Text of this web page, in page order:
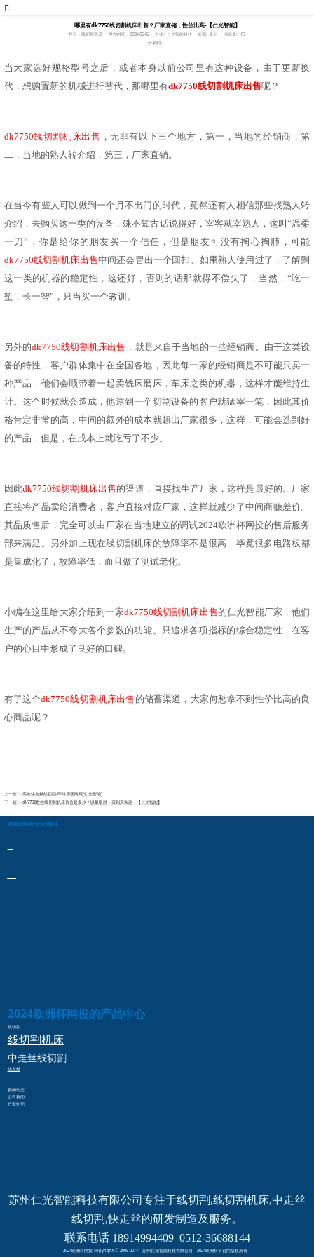
哪里有dk7750线切割机床出售？厂家直销，性价比高-【仁光智能】
栏目：线切割资讯 发布时间：2020-05-02 作者: 仁光智能科技 来源: 原创
浏览量: 107
分享到：
当大家选好规格型号之后，或者本身以前公司里 有这种设备，由于更新换
代，想购置新的机械进行替代，那哪里有dk7750线切割机床出售呢？
dk7750线切割机床出售 ，无非有以下三个地方，第一，当地的经销商，第
二， 当地的熟人转介绍，第三 ， 厂家直销。
在当今有些人可以做到一个月不出门的时代，竟然还有人相信那些找熟人转
介绍 ， 去购买这一类的设备，殊不知古话说得好，宰客就宰熟人，这叫“温柔
一 刀” ，你是给你的朋友买一个信任，但是朋友可没有掏心掏肺，可能
dk7750线切割机床出售中间还会冒出一个回扣。如果熟人使用过了 ，了解到
这一类的机器的稳定性，这还好，否则的话那就得不偿失了，当然， “吃一
堑，长一智” ，只 当买一个教训。
另外的dk7750线切割机床出售 ，就是来自于当地的一些经销商。由于这类设
备的特性，客户群体集中在全国各地，因此每一家的经销商是不可能只卖一
种产品，他们会顺带着一起卖铣床磨床，车床之类的机器 ，这样才能维持生
计。这个时候就会造成，他逮到一个切割设备的客户就猛宰一笔，因此其价
格肯定非常的高，中间的额外的成本就超出厂家很多，这样，可能会选到好
的产品，但是，在成本上就吃亏了不少。
因此dk7750线切割机床出售的渠道，直接找生产厂家，这样是最好的。厂家
直接将产品卖给消费者，客户直接对应厂家，这样就减少了中间商赚差价。
其品质售后 ， 完全可以由 厂家在当地建立的调试2024欧洲杯网投的售后服务
部来满足。另外加上现在线切割机床的故障率不是很高，毕竟很多电路板都
是集成化了，故障率低，而且做了测试老化。
小编在这里给大家介绍到一家dk7750线切割机床出售的仁光智能厂家 ，他们
生产的产品从不夸大各个参数的功能。只追求各项指标的综合稳定性，在客
户的心目中形成了良好的口碑。
有了这个dk7750线切割机床出售 的储蓄渠道，大家何愁拿不到性价比高的良
心商品呢？
上一篇： 高效快走丝线切割-即好用还耐用[仁光智能]
下一篇： dk7732数控线切割机床价位是多少？以量取胜，买到真实惠，【仁光智能】
2024欧洲杯网投的友情链接：
2024欧洲杯网投的产品中心
线切割
线切割机床
中走丝线切割
快走丝
新闻动态
公司新闻
行业知识
苏州仁光智能科技有限公司专注于线切割,线切割机床,中走丝
线切割,快走丝的研发制造及服务。
联系电话 18914994409  0512-36688144
2024欧洲杯网投 copyright © 2009-2017 苏州仁光智能科技有限公司 2024欧洲杯平台的版权所有